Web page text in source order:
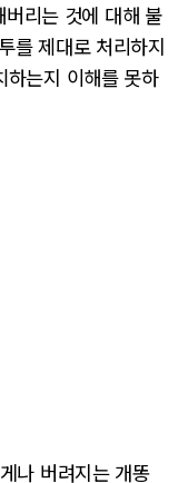
리는 것에 대해 불
를 제대로 처리하지
하는지 이해를 못하
나 버려지는 개똥